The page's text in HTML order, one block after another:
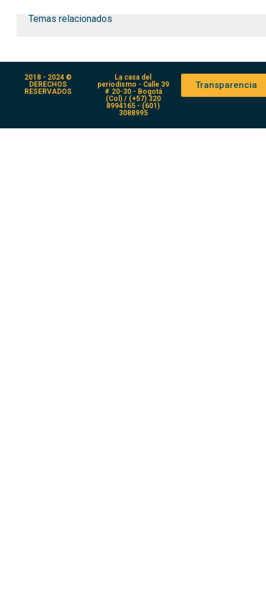
Temas relacionados
2018 - 2024 ©
DERECHOS
RESERVADOS
La casa del
periodismo - Calle 39
# 20-30 - Bogotá
(Col) / (+57) 320
8994165 - (601)
3088995
Transparencia